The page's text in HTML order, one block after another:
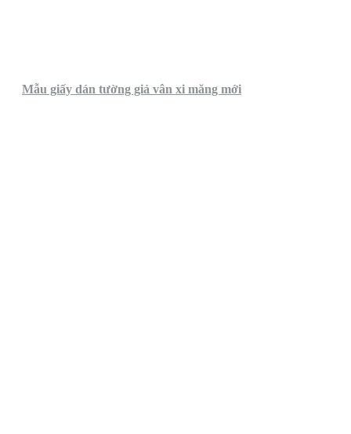
Mẫu giấy dán tường giả vân xi măng mới